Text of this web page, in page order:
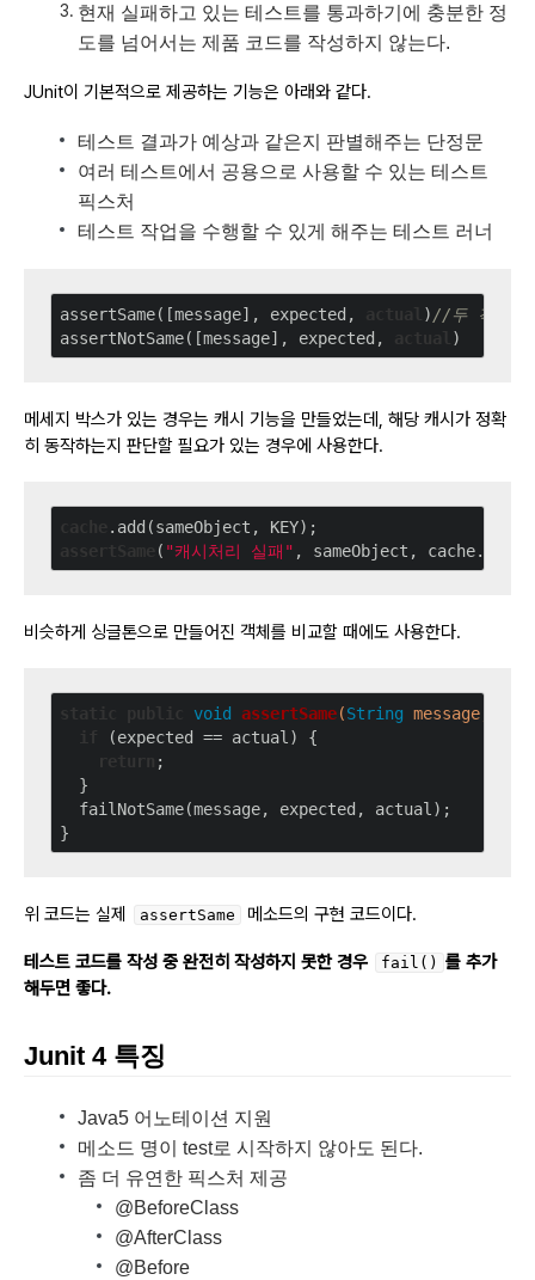
현재 실패하고 있는 테스트를 통과하기에 충분한 정
도를 넘어서는 제품 코드를 작성하지 않는다.
JUnit이 기본적으로 제공하는 기능은 아래와 같다.
테스트 결과가 예상과 같은지 판별해주는 단정문
여러 테스트에서 공용으로 사용할 수 있는 테스트
픽스처
테스트 작업을 수행할 수 있게 해주는 테스트 러너
assertSame([message], expected, ) //두 객체가
assertNotSame([message], expected,
메세지 박스가 있는 경우는 캐시 기능을 만들었는데, 해당 캐시가 정확
히 동작하는지 판단할 필요가 있는 경우에 사용한다.
.add
( "캐시처리 실패"
비슷하게 싱글톤으로 만들어진 객체를 비교할 때에도 사용한다.
void assertSame(String message,
(expected == actual) {
;
  }
  failNotSame(message, expected, actual);
위 코드는 실제 assertSame 메소드의 구현 코드이다.
테스트 코드를 작성 중 완전히 작성하지 못한 경우 fail()
를 추가
해두면 좋다.
Junit 4 특징
Java5 어노테이션 지원
메소드 명이 test로 시작하지 않아도 된다.
좀 더 유연한 픽스처 제공
@BeforeClass
@AfterClass
@Before